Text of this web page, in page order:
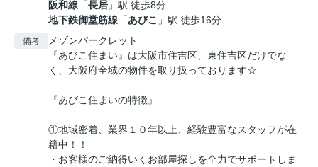
阪和線 「長居 」駅 徒歩8分
地下鉄御堂筋線 「あびこ 」駅 徒歩16分
備考
メゾンパークレット
『あびこ住まい』は大阪市住吉区、東住吉区だけでな
く、大阪府全域の物件を取り扱っております☆
『あびこ住まいの特徴』
①地域密着、業界１０年以上、経験豊富なスタッフが在
籍中！！
・お客様のご納得いくお部屋探しを全力でサポートしま